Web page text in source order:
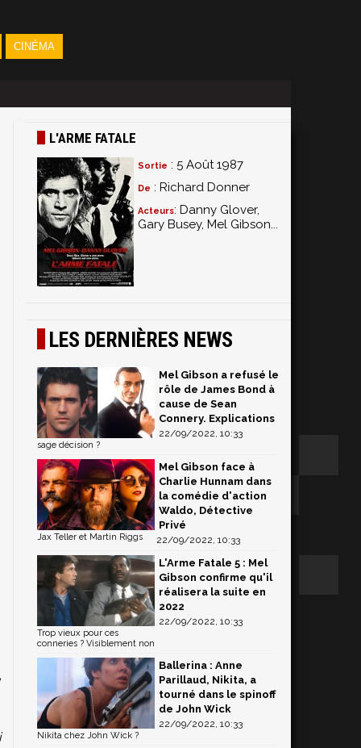
CINÉMA
L'ARME FATALE
Sortie : 5 Août 1987
De : Richard Donner
Acteurs: Danny Glover,
Gary Busey, Mel Gibson...
LES DERNIÈRES NEWS
Mel Gibson a refusé le
rôle de James Bond à
cause de Sean
Connery. Explications
22/09/2022, 10:33
sage décision ?
Mel Gibson face à
Charlie Hunnam dans
la comédie d'action
Waldo, Détective
Privé
22/09/2022, 10:33
Jax Teller et Martin Riggs
L'Arme Fatale 5 : Mel
Gibson confirme qu'il
réalisera la suite en
2022
22/09/2022, 10:33
Trop vieux pour ces
conneries ? Visiblement non
Ballerina : Anne
Parillaud, Nikita, a
tourné dans le spinoff
de John Wick
22/09/2022, 10:33
Nikita chez John Wick ?